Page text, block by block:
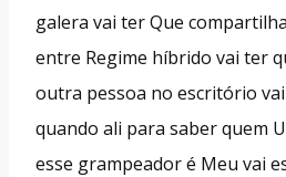
galera vai ter Que
entre Regime híbrido vai ter
outra pessoa no escritório
quando ali para saber quem
esse grampeador é Meu vai